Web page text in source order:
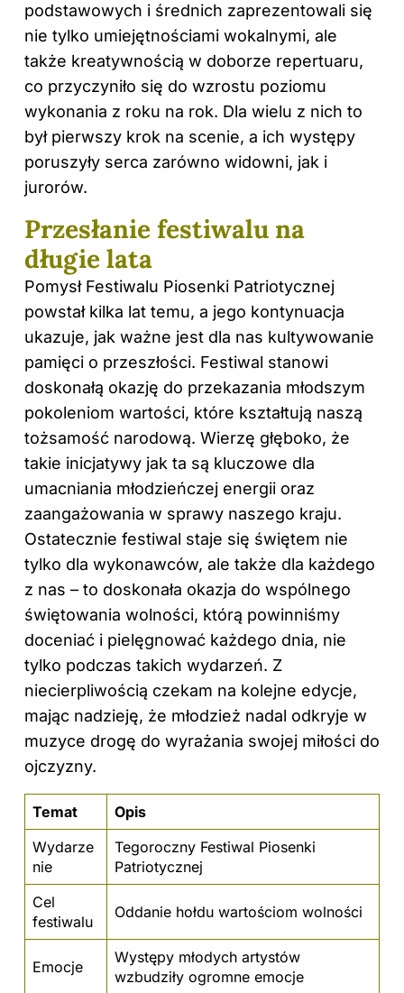
podstawowych i średnich zaprezentowali się
nie tylko umiejętnościami wokalnymi, ale
także kreatywnością w doborze repertuaru,
co przyczyniło się do wzrostu poziomu
wykonania z roku na rok. Dla wielu z nich to
był pierwszy krok na scenie, a ich występy
poruszyły serca zarówno widowni, jak i
jurorów.
Przesłanie festiwalu na
długie lata
Pomysł Festiwalu Piosenki Patriotycznej
powstał kilka lat temu, a jego kontynuacja
ukazuje, jak ważne jest dla nas kultywowanie
pamięci o przeszłości. Festiwal stanowi
doskonałą okazję do przekazania młodszym
pokoleniom wartości, które kształtują naszą
tożsamość narodową. Wierzę głęboko, że
takie inicjatywy jak ta są kluczowe dla
umacniania młodzieńczej energii oraz
zaangażowania w sprawy naszego kraju.
Ostatecznie festiwal staje się świętem nie
tylko dla wykonawców, ale także dla każdego
z nas – to doskonała okazja do wspólnego
świętowania wolności, którą powinniśmy
doceniać i pielęgnować każdego dnia, nie
tylko podczas takich wydarzeń. Z
niecierpliwością czekam na kolejne edycje,
mając nadzieję, że młodzież nadal odkryje w
muzyce drogę do wyrażania swojej miłości do
ojczyzny.
Temat
Opis
Wydarze
nie
Tegoroczny Festiwal Piosenki
Patriotycznej
Cel
festiwalu
Oddanie hołdu wartościom wolności
Emocje
Występy młodych artystów
wzbudziły ogromne emocje